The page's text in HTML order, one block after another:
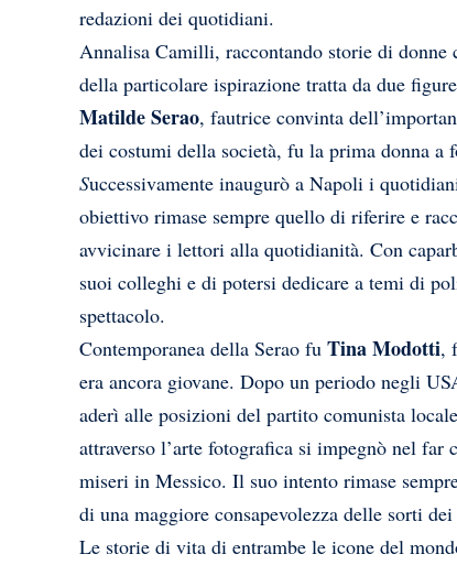
redazioni dei quotidiani.
Annalisa Camilli, raccontando storie di
della particolare ispirazione tratta da due
Matilde Serao, fautrice convinta
dei costumi della società, fu la prima donna a
Successivamente inaugurò a Napoli i
obiettivo rimase sempre quello di riferire e
avvicinare i lettori alla quotidianità. Con
suoi colleghi e di potersi dedicare a temi di
spettacolo.
Contemporanea della Serao fu Tina Modotti,
era ancora giovane. Dopo un periodo negli
aderì alle posizioni del partito comunista
attraverso l’arte fotografica si impegnò nel
miseri in Messico. Il suo intento rimase
di una maggiore consapevolezza delle sorti
Le storie di vita di entrambe le icone del